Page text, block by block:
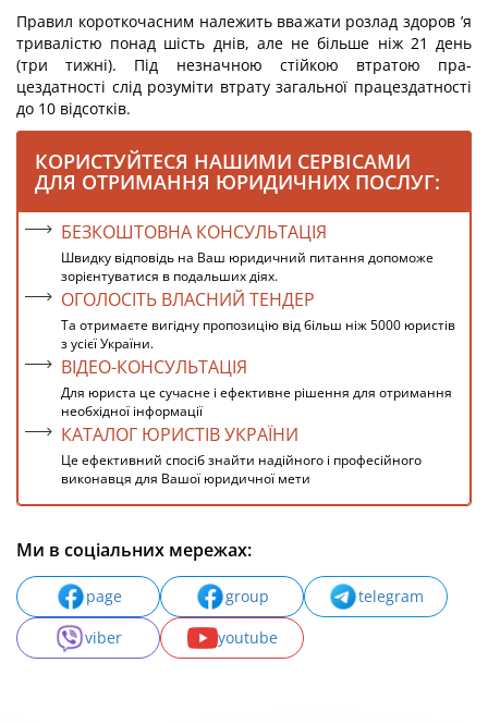
Правил короткочасним належить вважати розлад здоров ’я
тривалістю понад шість днів, але не більше ніж 21 день
(три тижні). Під незначною стійкою втратою пра­
цездатності слід розуміти втрату загальної працездатності
до 10 відсотків.
КОРИСТУЙТЕСЯ НАШИМИ СЕРВІСАМИ
ДЛЯ ОТРИМАННЯ ЮРИДИЧНИХ ПОСЛУГ:
БЕЗКОШТОВНА КОНСУЛЬТАЦІЯ
Швидку відповідь на Ваш юридичний питання допоможе
зорієнтуватися в подальших діях.
ОГОЛОСІТЬ ВЛАСНИЙ ТЕНДЕР
Та отримаєте вигідну пропозицію від більш ніж 5000 юристів
з усієї України.
ВІДЕО-КОНСУЛЬТАЦІЯ
Для юриста це сучасне і ефективне рішення для отримання
необхідної інформації
КАТАЛОГ ЮРИСТІВ УКРАЇНИ
Це ефективний спосіб знайти надійного і професійного
виконавця для Вашої юридичної мети
Ми в соціальних мережах:
page group
telegram
viber
youtube